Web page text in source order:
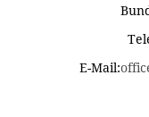
E-Mail: